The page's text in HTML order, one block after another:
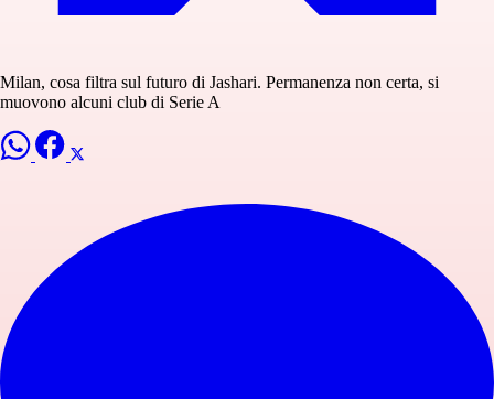
Milan, cosa filtra sul futuro di Jashari. Permanenza non certa, si
muovono alcuni club di Serie A